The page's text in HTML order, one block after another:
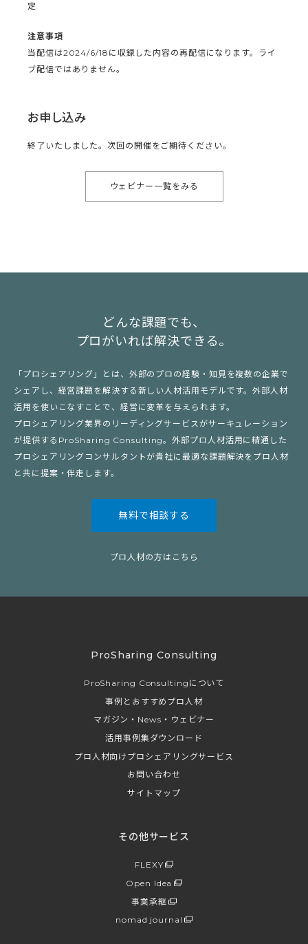
定
注意事項
当配信は2024/6/18に収録した内容の再配信になります。ライ
ブ配信ではありません。
お申し込み
終了いたしました。次回の開催をご期待ください。
ウェビナー一覧をみる
どんな課題でも、
プロがいれば解決できる。
「プロシェアリング」とは、外部のプロの経験・知見を複数の企業で
シェアし、経営課題を解決する新しい人材活用モデルです。外部人材
活用を使いこなすことで、経営に変革を与えられます。
プロシェアリング業界のリーディングサービスがサーキュレーション
が提供するProSharing Consulting。外部プロ人材活用に精通した
プロシェアリングコンサルタントが貴社に最適な課題解決をプロ人材
と共に提案・伴走します。
無料で相談する
プロ人材の方はこちら
ProSharing Consulting
ProSharing Consultingについて
事例とおすすめプロ人材
マガジン・News・ウェビナー
活用事例集ダウンロード
プロ人材向けプロシェアリングサービス
お問い合わせ
サイトマップ
その他サービス
FLEXY
Open Idea
事業承継
nomad journal